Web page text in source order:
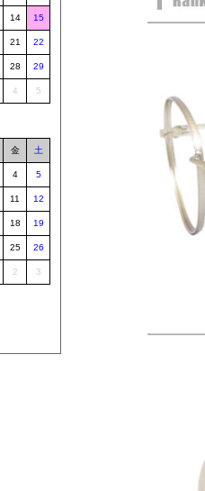
14 15
21 22
28 29
4 5
金 土
4 5
11 12
18 19
25 26
2 3